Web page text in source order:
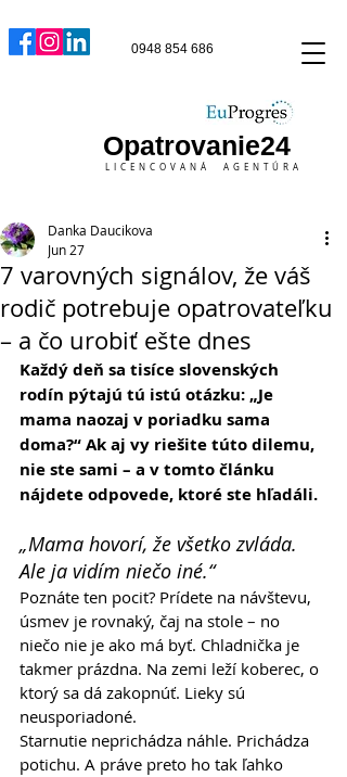
Opatrovanie24
LICENCOVANÁ AGENTÚRA
0948 854 686
7 varovných signálov, že váš
rodič potrebuje opatrovateľku
– a čo urobiť ešte dnes
Danka Daucikova
Jun 27
Každý deň sa tisíce slovenských
rodín pýtajú tú istú otázku: „Je
mama naozaj v poriadku sama
doma?“ Ak aj vy riešite túto dilemu,
nie ste sami – a v tomto článku
nájdete odpovede, ktoré ste hľadáli.
„Mama hovorí, že všetko zvláda.
Ale ja vidím niečo iné.“
Poznáte ten pocit? Prídete na návštevu,
úsmev je rovnaký, čaj na stole – no
niečo nie je ako má byť. Chladnička je
takmer prázdna. Na zemi leží koberec, o
ktorý sa dá zakopnúť. Lieky sú
neusporiadoné.
Starnutie neprichádza náhle. Prichádza
potichu. A práve preto ho tak ľahko